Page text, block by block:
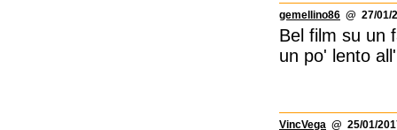
gemellino86 @ 27/01/
Bel film su un
un po' lento
VincVega @ 25/01/